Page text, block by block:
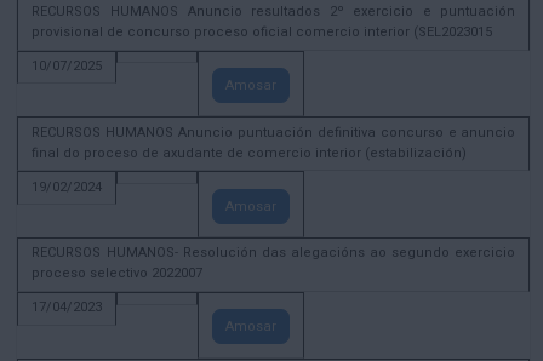
RECURSOS HUMANOS Anuncio resultados 2º exercicio e puntuación
provisional de concurso proceso oficial comercio interior (SEL2023015
10/07/2025
Amosar
RECURSOS HUMANOS Anuncio puntuación definitiva concurso e anuncio
final do proceso de axudante de comercio interior (estabilización)
19/02/2024
Amosar
RECURSOS HUMANOS- Resolución das alegacións ao segundo exercicio
proceso selectivo 2022007
17/04/2023
Amosar